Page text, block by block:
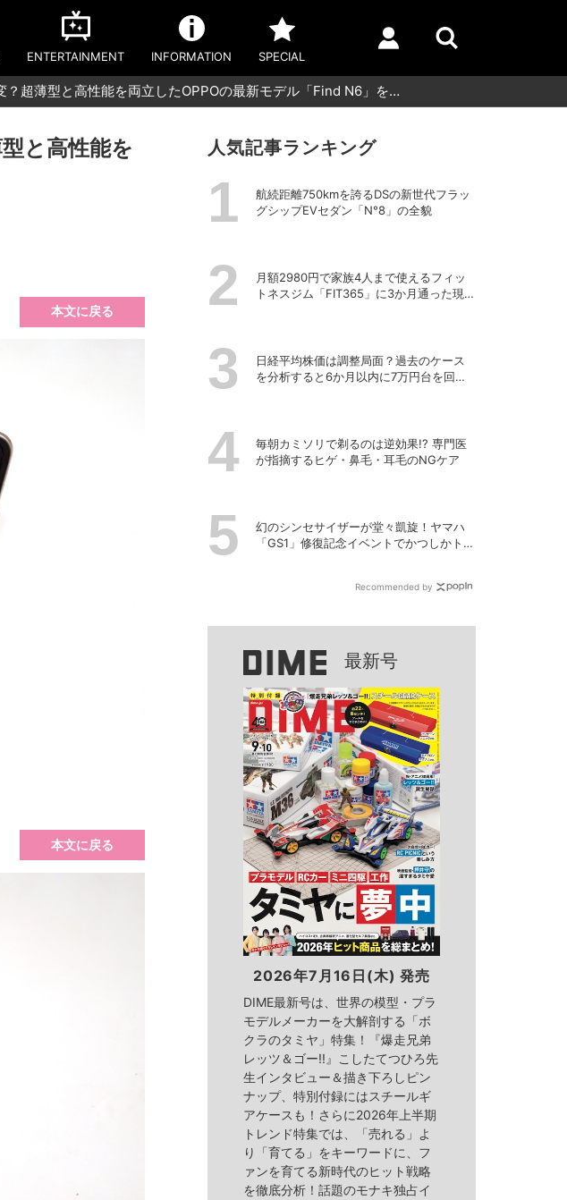
ENTERTAINMENT INFORMATION SPECIAL
？超薄型と高性能を両立したOPPOの最新モデル「Find N6」を…
と高性能を
本文に戻る
本文に戻る
人気記事ランキング
航続距離750kmを誇るDSの新世代フラッ
グシップEVセダン「N°8」の全貌
月額2980円で家族4人まで使えるフィッ
トネスジム「FIT365」に3か月通った現在
日経平均株価は調整局面？過去のケース
を分析すると6か月以内に7万円台を回復
毎朝カミソリで剃るのは逆効果!? 専門医
が指摘するヒゲ・鼻毛・耳毛のNGケア
幻のシンセサイザーが堂々凱旋！ヤマハ
「GS1」修復記念イベントでかつしかトリ
Recommended by
最新号
2026年7月16日(木) 発売
DIME最新号は、世界の模型・プラ
モデルメーカーを大解剖する「ボ
クラのタミヤ」特集！『爆走兄弟
レッツ＆ゴー!!』こしたてつひろ先
生インタビュー＆描き下ろしピン
ナップ、特別付録にはスチールギ
アケースも！さらに2026年上半期
トレンド特集では、「売れる」よ
り「育てる」をキーワードに、フ
ァンを育てる新時代のヒット戦略
を徹底分析！話題のモナキ独占イ